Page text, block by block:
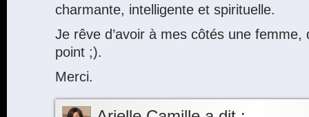
charmante, intelligente et spirituelle.
Je rêve d’avoir à mes côtés une
point ;).
Merci.